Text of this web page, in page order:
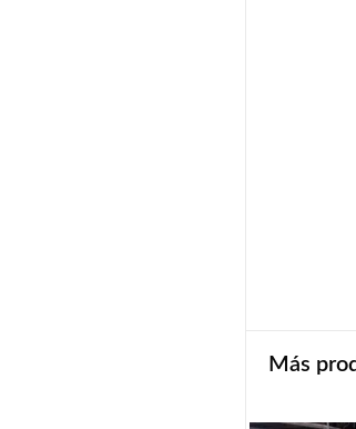
Más